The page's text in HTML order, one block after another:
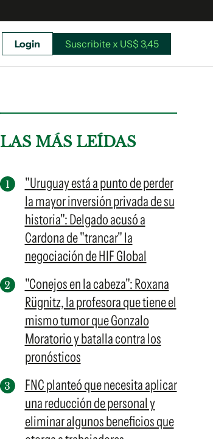
Suscribite x US$ 3,45
Login Suscribite x US$ 3,45
LAS MÁS LEÍDAS
"Uruguay está a punto de perder
la mayor inversión privada de su
historia": Delgado acusó a
Cardona de "trancar" la
negociación de HIF Global
"Conejos en la cabeza": Roxana
Rügnitz, la profesora que tiene el
mismo tumor que Gonzalo
Moratorio y batalla contra los
pronósticos
FNC planteó que necesita aplicar
una reducción de personal y
eliminar algunos beneficios que